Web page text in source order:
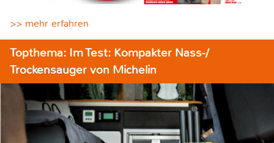
>> mehr erfahren
Topthema: Im Test: Kompakter Nass-/
Trockensauger von Michelin